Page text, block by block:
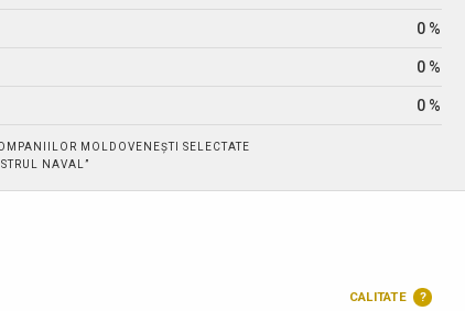
0 %
0 %
0 %
MOLDOVENEȘTI SELECTATE
NAVAL”
CALITATE ?